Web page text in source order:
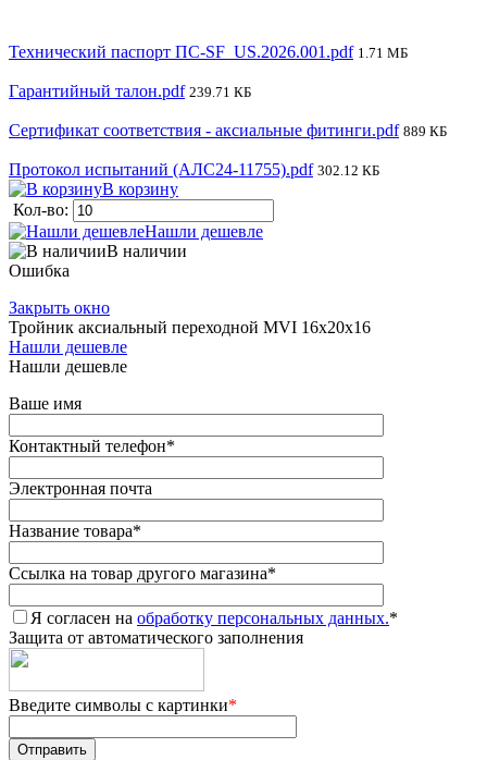
Технический паспорт ПС-SF_US.2026.001.pdf 1.71 МБ
Гарантийный талон.pdf 239.71 КБ
Сертификат соответствия - аксиальные фитинги.pdf 889 КБ
Протокол испытаний (АЛС24-11755).pdf 302.12 КБ
В корзину
Кол-во:
Нашли дешевле
В наличии
Ошибка
Закрыть окно
Тройник аксиальный переходной MVI 16x20x16
Нашли дешевле
Нашли дешевле
Ваше имя
Контактный телефон*
Электронная почта
Название товара*
Ссылка на товар другого магазина*
Я согласен на обработку персональных данных.*
Защита от автоматического заполнения
Введите символы с картинки*